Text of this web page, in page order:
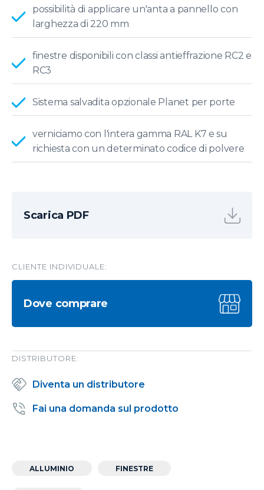
possibilità di applicare un'anta a pannello con
larghezza di 220 mm
finestre disponibili con classi antieffrazione RC2 e
RC3
Sistema salvadita opzionale Planet per porte
verniciamo con l'intera gamma RAL K7 e su
richiesta con un determinato codice di polvere
Scarica PDF
CLIENTE INDIVIDUALE:
Dove comprare
DISTRIBUTORE:
Diventa un distributore
Fai una domanda sul prodotto
ALLUMINIO FINESTRE